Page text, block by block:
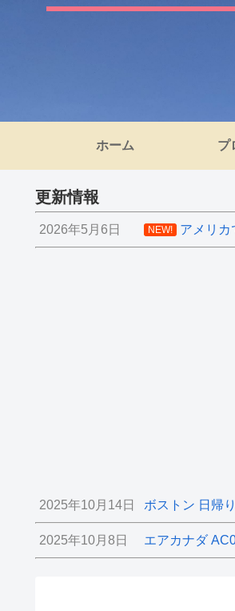
ホーム プ
更新情報
2026年5月6日 NEW! アメリカ
2025年10月14日 ボストン 日帰
2025年10月8日 エアカナダ